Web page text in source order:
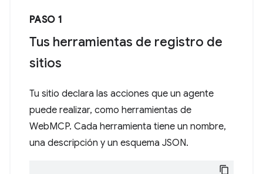
PASO 1
Tus herramientas de registro de
sitios
Tu sitio declara las acciones que un agente
puede realizar, como herramientas de
WebMCP. Cada herramienta tiene un nombre,
una descripción y un esquema JSON.